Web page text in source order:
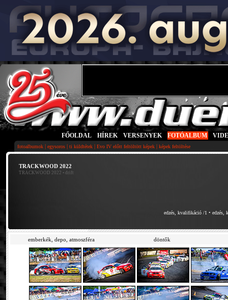
FŐOLDAL HÍREK VERSENYEK FOTÓALBUM
fotoalbumok | egysoros | ti küldtétek | Evo IV előtt feltöltött képek | képek feltöltése
TRACKWOOD 2022
TRACKWOOD 2022 • drift
edzés, kvalifikáció /1 •edzés,
emberkék, depo, atmoszféra döntők